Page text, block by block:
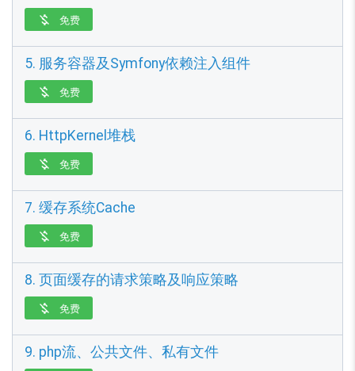
 免费
5. 服务容器及Symfony依赖注入组件
 免费
6. HttpKernel堆栈
 免费
7. 缓存系统Cache
 免费
8. 页面缓存的请求策略及响应策略
 免费
9. php流、公共文件、私有文件